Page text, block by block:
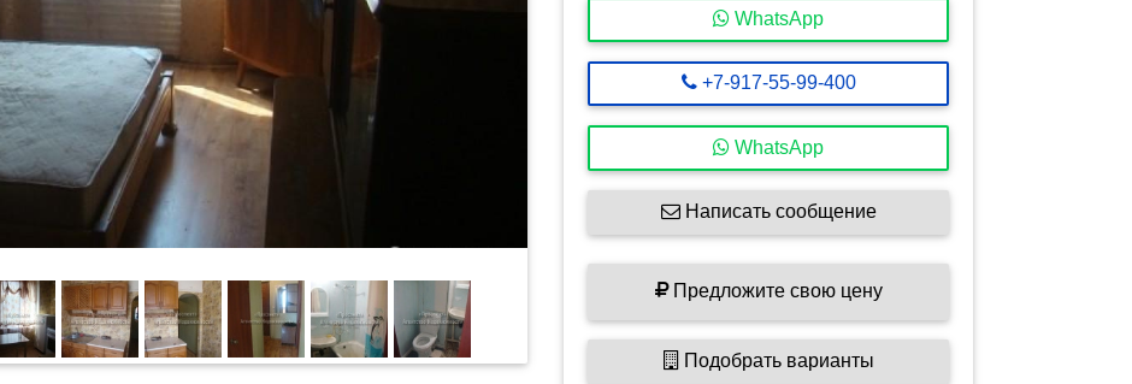
WhatsApp
+7-917-55-99-400
WhatsApp
Написать сообщение
Предложите свою цену
Подобрать варианты